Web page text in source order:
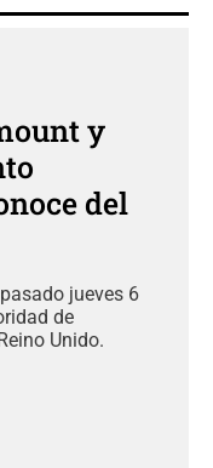
y
del
jueves 6
de
Unido.